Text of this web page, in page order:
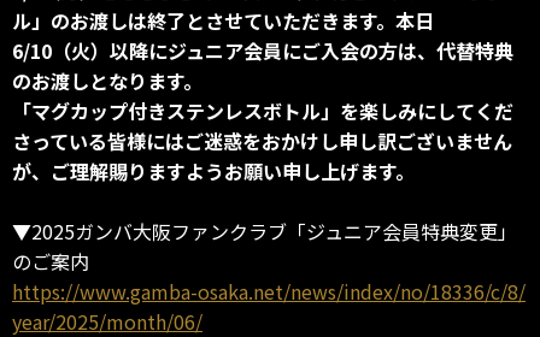
ル」のお渡しは終了とさせていただきます。本日
6/10（火）以降にジュニア会員にご入会の方は、代替特典
のお渡しとなります。
「マグカップ付きステンレスボトル」を楽しみにしてくだ
さっている皆様にはご迷惑をおかけし申し訳ございません
が、ご理解賜りますようお願い申し上げます。
▼2025ガンバ大阪ファンクラブ「ジュニア会員特典変更」
のご案内
https://www.gamba-osaka.net/news/index/no/18336/c/8/
year/2025/month/06/